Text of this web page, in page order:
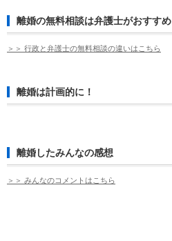
離婚の無料相談は弁護士がおすすめ
＞＞ 行政と弁護士の無料相談の違いはこちら
離婚は計画的に！
離婚したみんなの感想
＞＞ みんなのコメントはこちら